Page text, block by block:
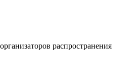
распространения